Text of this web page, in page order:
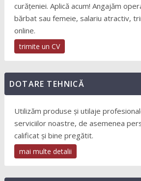
curățeniei. Aplică acum! Angajăm
bărbat sau femeie, salariu atractiv,
online.
trimite un CV
DOTARE TEHNICĂ
Utilizăm produse și utilaje
serviciilor noastre, de asemenea
calificat și bine pregătit.
mai multe detalii